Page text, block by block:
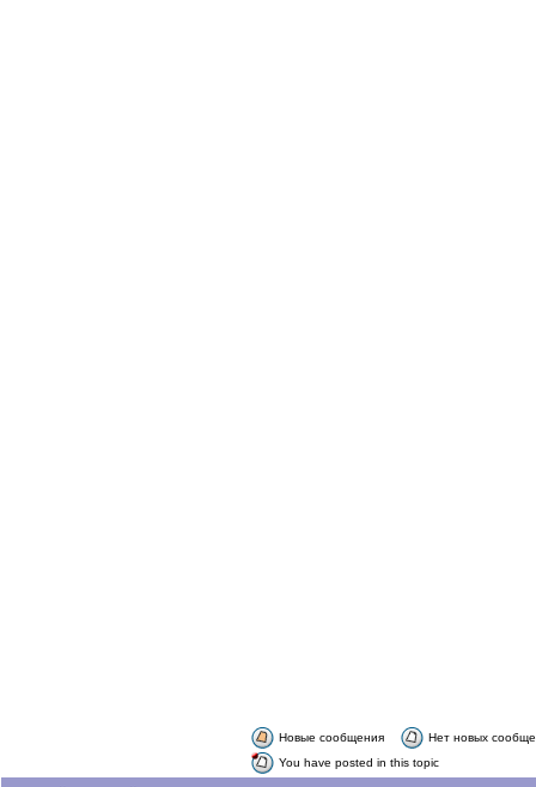
Новые сообщения
Нет новых
You have posted in this topic